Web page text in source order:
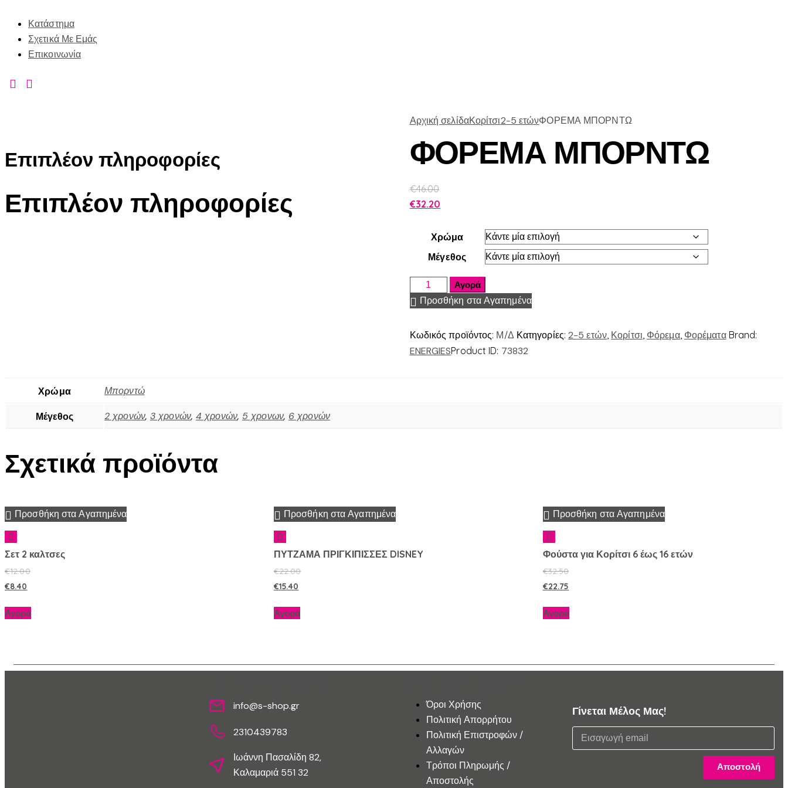
Κατάστημα
Σχετικά Με Εμάς
Επικοινωνία
Αρχική σελίδαΚορίτσι2-5 ετώνΦΟΡΕΜΑ ΜΠΟΡΝΤΩ
ΦΟΡΕΜΑ ΜΠΟΡΝΤΩ
€46.00
€32.20
Χρώμα
Μέγεθος
Αγορά
Προσθήκη στα Αγαπημένα
Κωδικός προϊόντος: Μ/Δ Κατηγορίες:2-5 ετών, Κορίτσι Φόρεμα, Φορέματα Brand:
ENERGIESProduct ID: 73832
Επιπλέον πληροφορίες
Επιπλέον πληροφορίες
Χρώμα Μπορντώ
Μέγεθος 2 χρονών,3 χρονών,4 χρονών, 5 χρονων, 6 χρονών
Σχετικά προϊόντα
Προσθήκη στα Αγαπημένα
Σετ 2 καλτσες
€12.00
€8.40
Αγορά
Προσθήκη στα Αγαπημένα
ΠΥΤΖΑΜΑ ΠΡΙΓΚΙΠΙΣΣΕΣ DISNEY
€22.00
€15.40
Αγορά
Προσθήκη στα Αγαπημένα
Φούστα για Κορίτσι 6 έως 16 ετών
€32.50
€22.75
Αγορά
info@s-shop.gr
2310439783
Ιωάννη Πασαλίδη 82,
Καλαμαριά 551 32
Όροι Χρήσης
Πολιτική Απορρήτου
Πολιτική Επιστροφών /
Αλλαγών
Τρόποι Πληρωμής /
Αποστολής
Γίνεται Μέλος Μας!
Αποστολή